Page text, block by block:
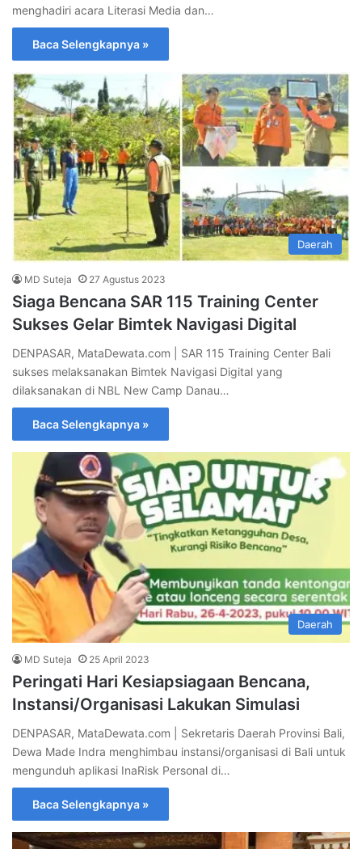
menghadiri acara Literasi Media dan…
Baca Selengkapnya »
Daerah
MD Suteja 27 Agustus 2023
Siaga Bencana SAR 115 Training Center
Sukses Gelar Bimtek Navigasi Digital
DENPASAR, MataDewata.com | SAR 115 Training Center Bali
sukses melaksanakan Bimtek Navigasi Digital yang
dilaksanakan di NBL New Camp Danau…
Baca Selengkapnya »
Daerah
MD Suteja 25 April 2023
Peringati Hari Kesiapsiagaan Bencana,
Instansi/Organisasi Lakukan Simulasi
DENPASAR, MataDewata.com | Sekretaris Daerah Provinsi Bali,
Dewa Made Indra menghimbau instansi/organisasi di Bali untuk
mengunduh aplikasi InaRisk Personal di…
Baca Selengkapnya »